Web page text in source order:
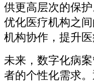
供更高层次的保
优化医疗机构之
机构协作，提升
未来，数字化病
者的个性化需求